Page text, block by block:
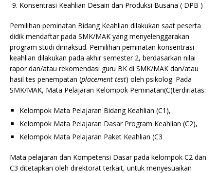
Konsentrasi Keahlian Desain dan Produksi Busana ( DPB )
Pemilihan peminatan Bidang Keahlian dilakukan saat peserta
didik mendaftar pada SMK/MAK yang menyelenggarakan
program studi dimaksud. Pemilihan peminatan konsentrasi
keahlian dilakukan pada akhir semester 2, berdasarkan nilai
rapor dan/atau rekomendasi guru BK di SMK/MAK dan/atau
hasil tes penempatan (placement test) oleh psikolog. Pada
SMK/MAK, Mata Pelajaran Kelompok Peminatan(C)terdiriatas:
Kelompok Mata Pelajaran Bidang Keahlian (C1),
Kelompok Mata Pelajaran Dasar Program Keahlian (C2),
Kelompok Mata Pelajaran Paket Keahlian (C3
Mata pelajaran dan Kompetensi Dasar pada kelompok C2 dan
C3 ditetapkan oleh direktorat terkait, untuk menyesuaikan